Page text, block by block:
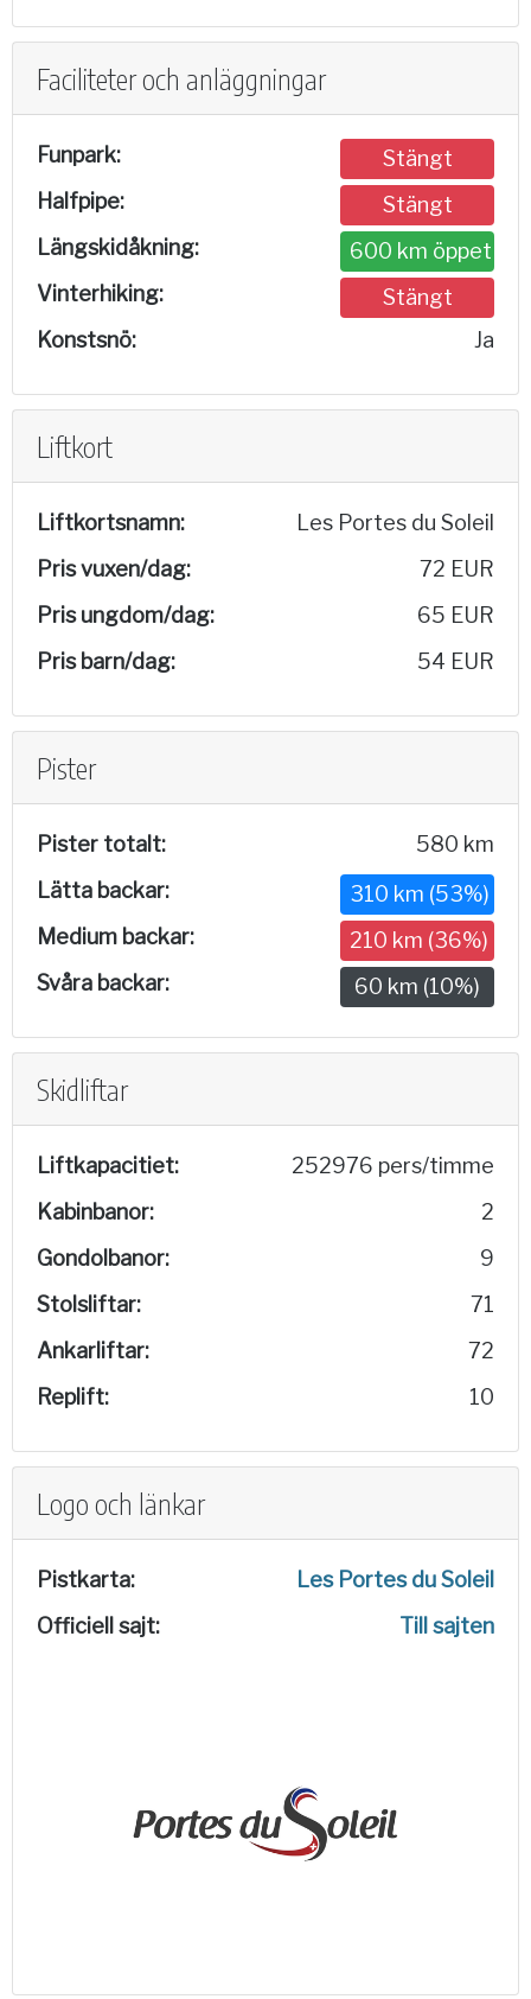
Faciliteter och anläggningar
Funpark:
Stängt
Halfpipe:
Stängt
Längskidåkning:
600 km öppet
Vinterhiking:
Stängt
Konstsnö:
Ja
Liftkort
Liftkortsnamn:
Les Portes du Soleil
Pris vuxen/dag:
72 EUR
Pris ungdom/dag:
65 EUR
Pris barn/dag:
54 EUR
Pister
Pister totalt:
580 km
Lätta backar:
310 km (53%)
Medium backar:
210 km (36%)
Svåra backar:
60 km (10%)
Skidliftar
Liftkapacitiet:
252976 pers/timme
Kabinbanor:
2
Gondolbanor:
9
Stolsliftar:
71
Ankarliftar:
72
Replift:
10
Logo och länkar
Pistkarta:
Les Portes du Soleil
Officiell sajt:
Till sajten